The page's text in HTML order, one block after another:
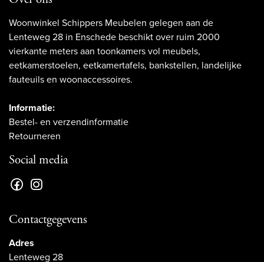
Woonwinkel Schippers Meubelen gelegen aan de
Lenteweg 28 in Enschede beschikt over ruim 2000
vierkante meters aan toonkamers vol meubels,
eetkamerstoelen, eetkamertafels, bankstellen, landelijke
fauteuils en woonaccessoires.
Informatie:
Bestel- en verzendinformatie
Retourneren
Social media
Contactgegevens
Adres
Lenteweg 28